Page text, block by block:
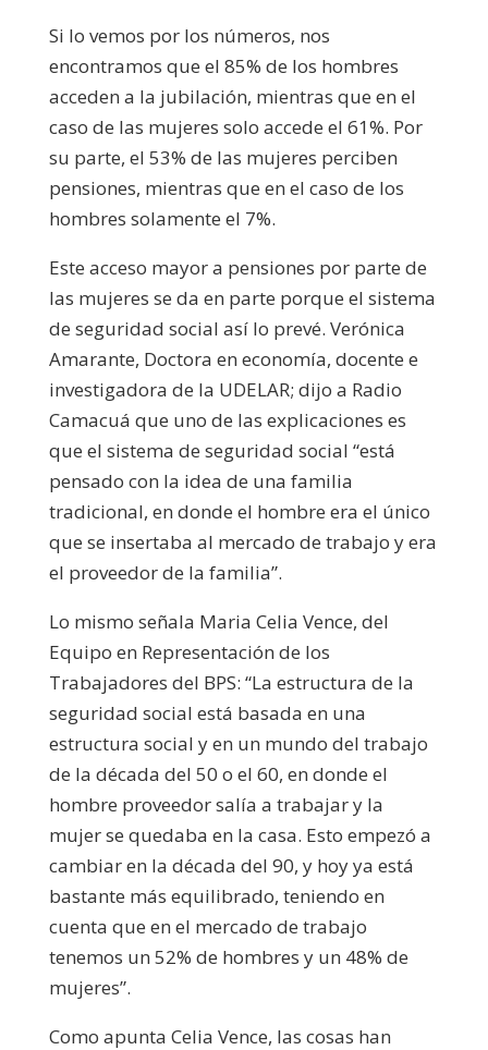
Si lo vemos por los números, nos
encontramos que el 85% de los hombres
acceden a la jubilación, mientras que en el
caso de las mujeres solo accede el 61%. Por
su parte, el 53% de las mujeres perciben
pensiones, mientras que en el caso de los
hombres solamente el 7%.
Este acceso mayor a pensiones por parte de
las mujeres se da en parte porque el sistema
de seguridad social así lo prevé. Verónica
Amarante, Doctora en economía, docente e
investigadora de la UDELAR; dijo a Radio
Camacuá que uno de las explicaciones es
que el sistema de seguridad social “está
pensado con la idea de una familia
tradicional, en donde el hombre era el único
que se insertaba al mercado de trabajo y era
el proveedor de la familia”.
Lo mismo señala Maria Celia Vence, del
Equipo en Representación de los
Trabajadores del BPS: “La estructura de la
seguridad social está basada en una
estructura social y en un mundo del trabajo
de la década del 50 o el 60, en donde el
hombre proveedor salía a trabajar y la
mujer se quedaba en la casa. Esto empezó a
cambiar en la década del 90, y hoy ya está
bastante más equilibrado, teniendo en
cuenta que en el mercado de trabajo
tenemos un 52% de hombres y un 48% de
mujeres”.
Como apunta Celia Vence, las cosas han